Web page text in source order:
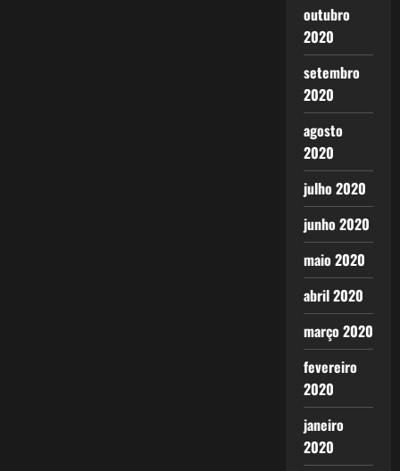
outubro
2020
setembro
2020
agosto
2020
julho 2020
junho 2020
maio 2020
abril 2020
março 2020
fevereiro
2020
janeiro
2020